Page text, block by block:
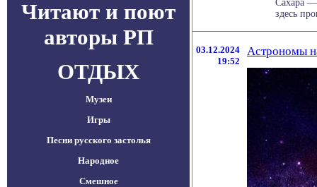
Читают и поют
авторы РП
ОТДЫХ
Музеи
Игры
Песни русского застолья
Народное
Смешное
Сахара —
здесь
03.12.2024
19:52
Астрономы